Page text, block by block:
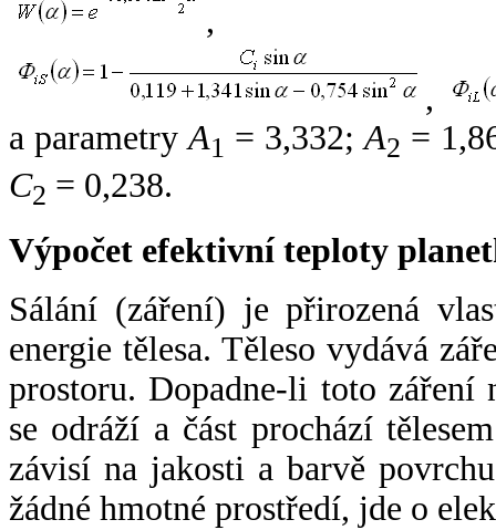
,
,
a parametryA1 = 3,332;A2 =
C2 = 0,238.
Výpočet efektivní teploty
Sálání (záření) je přirozená
energie tělesa. Těleso vydává
prostoru. Dopadne-li toto záření
se odráží a část prochází
závisí na jakosti a barvě
žádné hmotné prostředí, jde o